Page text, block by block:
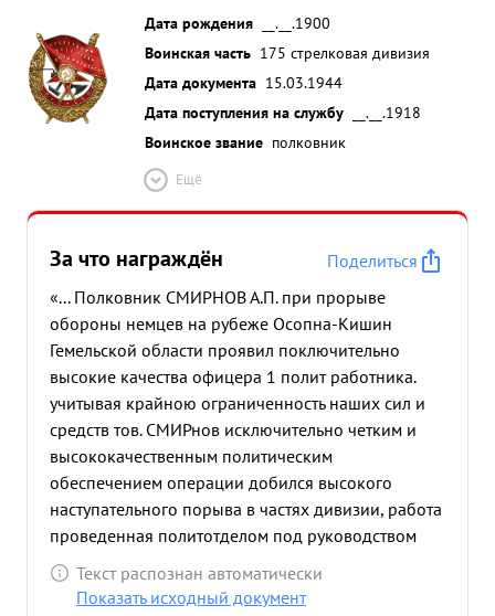
Дата рождения
__.__.1900
Воинская часть 175 стрелковая дивизия
Дата документа 15.03.1944
Дата поступления на службу
__.__.1918
Воинское звание полковник
Ещё
За что награждён
Поделиться
«... Полковник СМИРНОВ А.П. при прорыве
обороны немцев на рубеже Осопна-Кишин
Гемельской области проявил поключительно
высокие качества офицера 1 полит работника.
учитывая крайною ограниченность наших сил и
средств тов. СМИРнов исключительно четким и
высококачественным политическим
обеспечением операции добился высокого
наступательного порыва в частях дивизии, работа
проведенная политотделом под руководством
тов. СМИРНОВА в решающей степени
способствовала тому, что сильная оборона
Текст распознан автоматически
Показать исходный документ